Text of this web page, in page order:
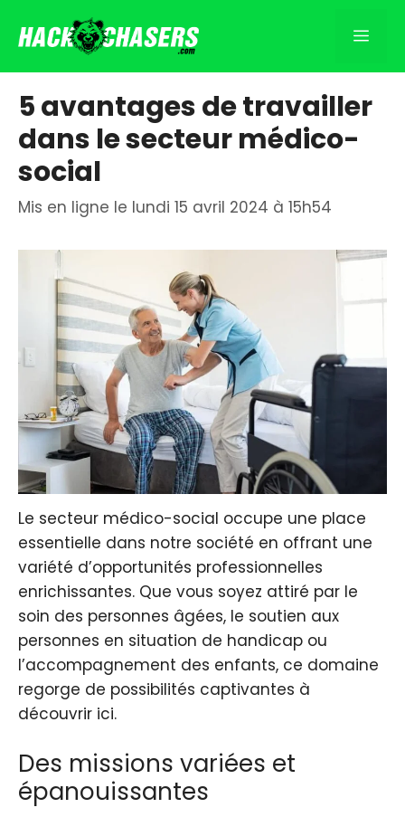
au
5 avantages de travailler
dans le secteur médico-
social
Mis en ligne le lundi 15 avril 2024 à 15h54
Le secteur médico-social occupe une place
essentielle dans notre société en offrant une
variété d’opportunités professionnelles
enrichissantes. Que vous soyez attiré par le
soin des personnes âgées, le soutien aux
personnes en situation de handicap ou
l’accompagnement des enfants, ce domaine
regorge de possibilités captivantes à
découvrir ici.
Des missions variées et
épanouissantes